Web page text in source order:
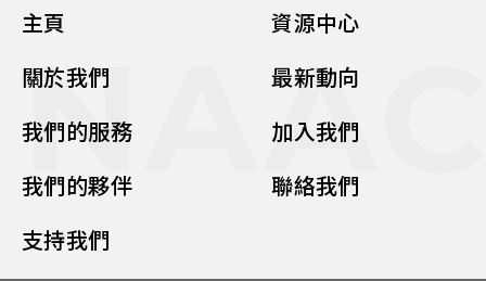
主頁
關於我們
我們的服務
我們的夥伴
支持我們
資源中心
最新動向
加入我們
聯絡我們